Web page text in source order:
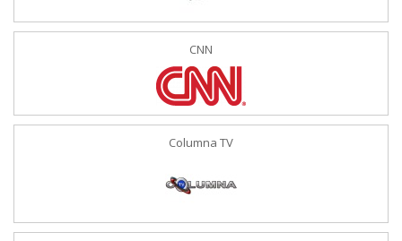
CNN
Columna TV